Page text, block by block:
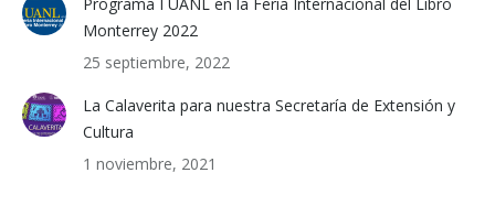
Monterrey 2022
25 septiembre, 2022
La Calaverita para nuestra Secretaría de Extensión y
Cultura
1 noviembre, 2021